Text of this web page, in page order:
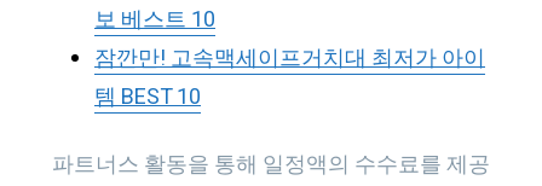
보 베스트 10
잠깐만! 고속맥세이프거치대 최저가 아이
템 BEST 10
파트너스 활동을 통해 일정액의 수수료를 제공